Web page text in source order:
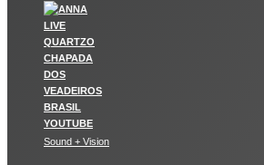
Sound + Vision